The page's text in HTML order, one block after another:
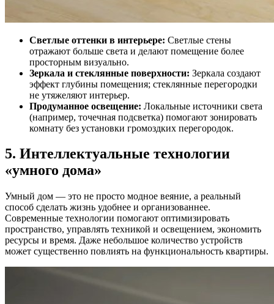
Светлые оттенки в интерьере: Светлые стены
отражают больше света и делают помещение более
просторным визуально.
Зеркала и стеклянные поверхности: Зеркала создают
эффект глубины помещения; стеклянные перегородки
не утяжеляют интерьер.
Продуманное освещение: Локальные источники света
(например, точечная подсветка) помогают зонировать
комнату без установки громоздких перегородок.
5. Интеллектуальные технологии
«умного дома»
Умный дом — это не просто модное веяние, а реальный
способ сделать жизнь удобнее и организованнее.
Современные технологии помогают оптимизировать
пространство, управлять техникой и освещением, экономить
ресурсы и время. Даже небольшое количество устройств
может существенно повлиять на функциональность квартиры.